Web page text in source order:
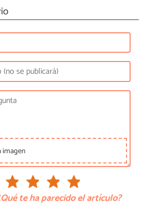
imagen
te ha parecido el artículo?